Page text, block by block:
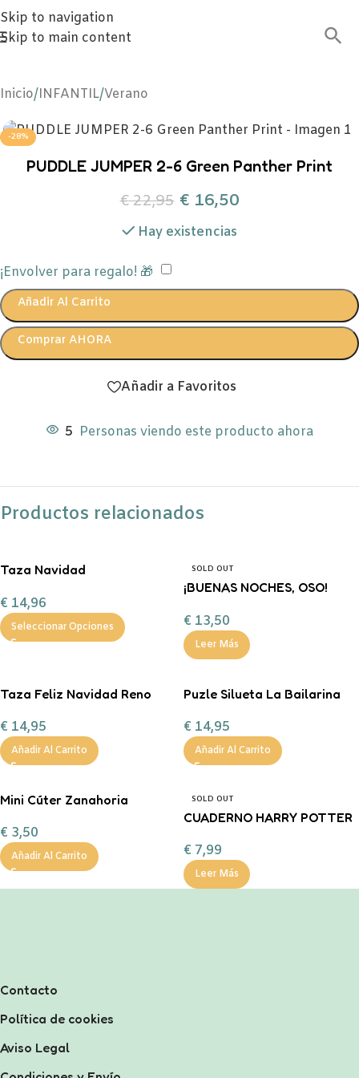
Skip to navigation
Skip to main content
Inicio/INFANTIL/Verano
-28%
PUDDLE JUMPER 2-6 Green Panther Print
€22,95 €16,50
Hay existencias
¡Envolver para regalo! 🎁
Añadir Al Carrito
Comprar AHORA
Añadir a Favoritos
5 Personas viendo este producto ahora
Productos relacionados
Taza Navidad
chocolate a la taza, nubes y
bastón de caramelo
€ 14,96
Seleccionar Opciones
SOLD OUT
¡BUENAS NOCHES, OSO!
€ 13,50
Leer Más
Taza Feliz Navidad Reno
personalizable con
chocolate a la taza, nub
€ 14,95
Añadir Al Carrito
Puzle Silueta La Bailarina
€ 14,95
Añadir Al Carrito
Mini Cúter Zanahoria
€ 3,50
Añadir Al Carrito
SOLD OUT
CUADERNO HARRY POTTER
€ 7,99
Leer Más
Contacto
Política de cookies
Aviso Legal